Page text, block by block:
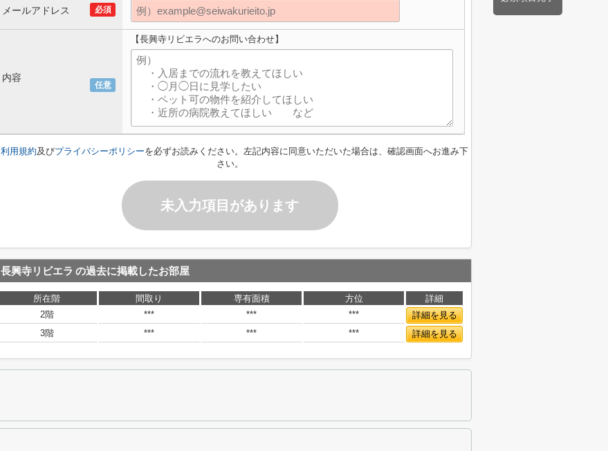
必須
メールアドレス
任意
内容
【長興寺リビエラへのお問い合わせ】
利用規約及びプライバシーポリシーを必ずお読みください。左記内容に同意いただいた場合は、確認画面へお進み下
さい。
未入力項目があります
長興寺リビエラ の過去に掲載したお部屋
所在階 間取り 専有面積 方位
詳細
2階
*** *** ***
詳細を見る
3階
*** *** *** 詳細を見る